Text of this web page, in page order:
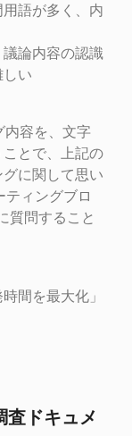
語が多く、内
議論内容の認識
い
容を、文字
とで、上記の
に関して思い
ィングブロ
質問すること
間を最大化」
ドキュメ